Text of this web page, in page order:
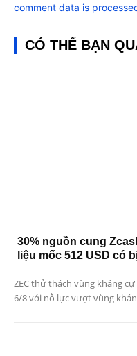
comment data is
CÓ THỂ BẠN
30% nguồn cung
liệu mốc 512 USD có
ZEC thử thách vùng kháng cự
6/8 với nỗ lực vượt vùng